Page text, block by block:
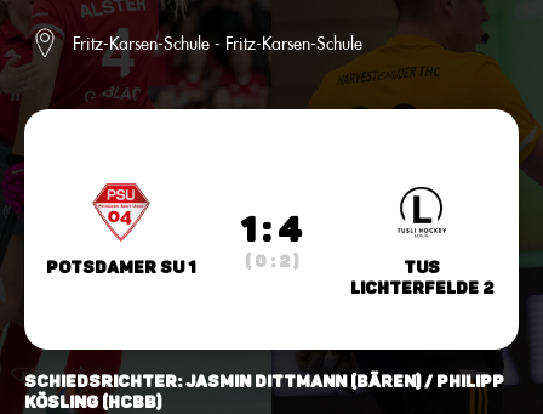
Fritz-Karsen-Schule - Fritz-Karsen-Schule
Potsdamer SU 1
1 : 4
( 0 : 2 )
TuS
Lichterfelde 2
Schiedsrichter: Jasmin Dittmann (Bären) / Philipp
Kösling (HCBB)